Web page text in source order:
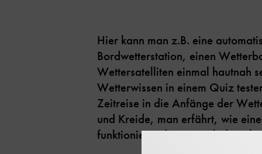
Hier kann man z.B. eine
Bordwetterstation, einen
Wettersatelliten einmal hautnah
Wetterwissen in einem Quiz
Zeitreise in die Anfänge der
und Kreide, man erfährt, wie
funktioniert oder wie sich das